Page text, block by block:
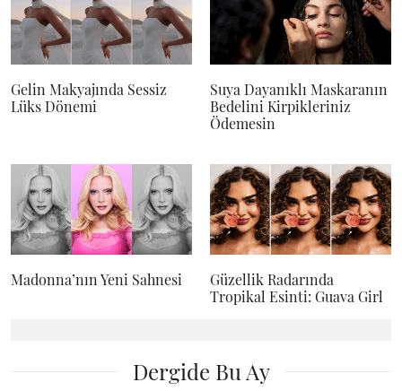
Gelin Makyajında Sessiz
Lüks Dönemi
Suya Dayanıklı Maskaranın
Bedelini Kirpikleriniz
Ödemesin
Madonna’nın Yeni Sahnesi
Güzellik Radarında
Tropikal Esinti: Guava Girl
Dergide Bu Ay